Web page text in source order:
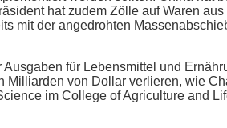
hat zudem Zölle auf Waren aus
mit der angedrohten
für Lebensmittel und
Milliarden von Dollar verlieren, wie
im College of Agriculture and